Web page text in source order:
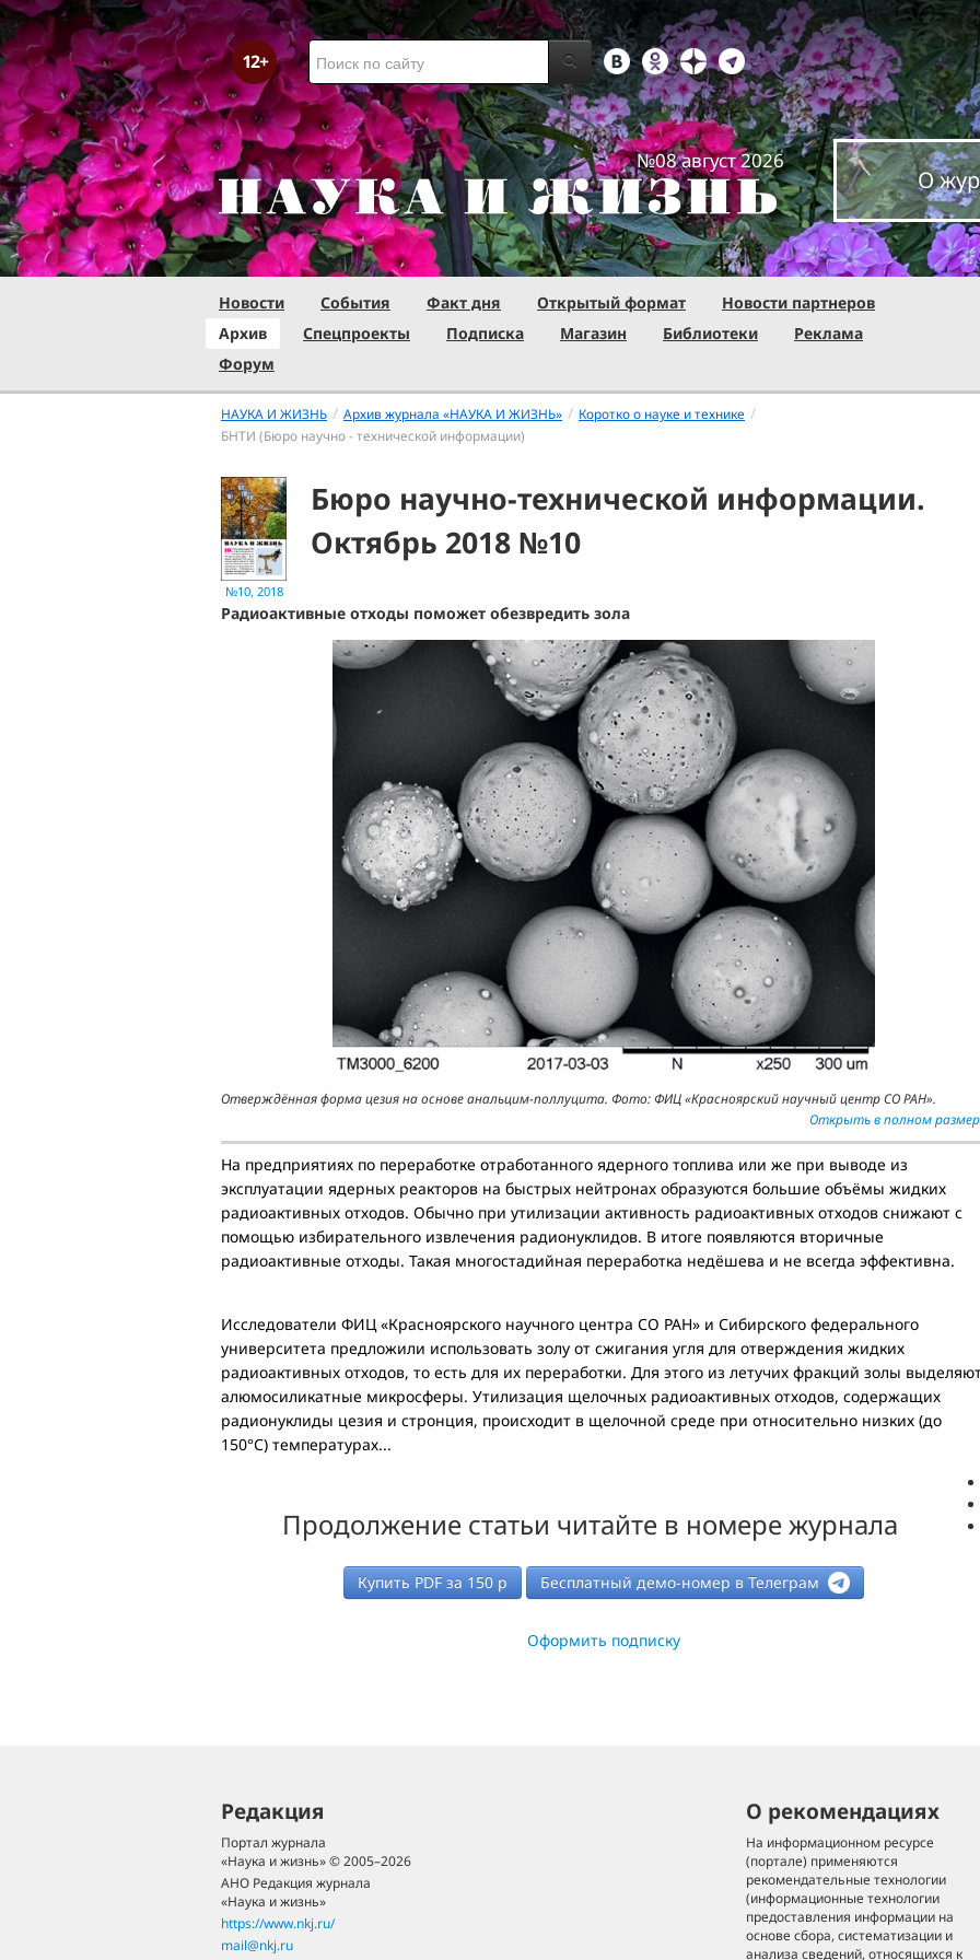
№08 август 2026
О
Новости События Факт дня Открытый формат
Новости партнеров
Архив
Спецпроекты Подписка Магазин Библиотеки
Реклама
Форум
НАУКА И ЖИЗНЬ / Архив журнала «НАУКА И ЖИЗНЬ» / Коротко о науке и технике /
БНТИ (Бюро научно - технической информации)
№10, 2018
Бюро научно-технической информации.
Октябрь 2018 №10
Радиоактивные отходы поможет обезвредить зола
Отверждённая форма цезия на основе анальцим-поллуцита. Фото: ФИЦ «Красноярский научный центр СО РАН».
Открыть в полном
На предприятиях по переработке отработанного ядерного топлива или же при выводе из
эксплуатации ядерных реакторов на быстрых нейтронах образуются большие объёмы жидких
радиоактивных отходов. Обычно при утилизации активность радиоактивных отходов снижают с
помощью избирательного извлечения радионуклидов. В итоге появляются вторичные
радиоактивные отходы. Такая многостадийная переработка недёшева и не всегда эффективна.
Исследователи ФИЦ «Красноярского научного центра СО РАН» и Сибирского федерального
университета предложили использовать золу от сжигания угля для отверждения жидких
радиоактивных отходов, то есть для их переработки. Для этого из летучих фракций золы
алюмосиликатные микросферы. Утилизация щелочных радиоактивных отходов, содержащих
радионуклиды цезия и стронция, происходит в щелочной среде при относительно низких (до
150°С) температурах...
Продолжение статьи читайте в номере журнала
Купить PDF за 150 р Бесплатный демо-номер в Телеграм
Оформить подписку
Редакция
Портал журнала
«Наука и жизнь» © 2005–2026
АНО Редакция журнала
«Наука и жизнь»
https://www.nkj.ru/
mail@nkj.ru
О рекомендациях
На информационном ресурсе
(портале) применяются
рекомендательные технологии
(информационные технологии
предоставления информации на
основе сбора, систематизации и
анализа сведений, относящихся к